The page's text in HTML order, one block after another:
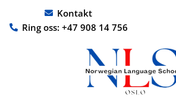
rett
Kontakt
Ring oss: +47 908 14 756